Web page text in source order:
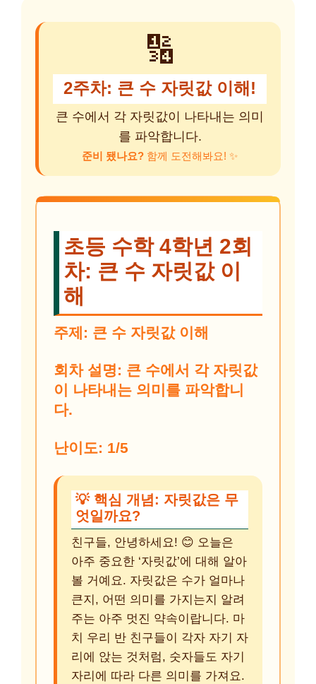
🔢
2주차: 큰 수 자릿값 이해!
큰 수에서 각 자릿값이 나타내는 의미
를 파악합니다.
준비 됐나요? 함께 도전해봐요! ✨
초등 수학 4학년 2회
차: 큰 수 자릿값 이
해
주제: 큰 수 자릿값 이해
회차 설명: 큰 수에서 각 자릿값
이 나타내는 의미를 파악합니
다.
난이도: 1/5
💡 핵심 개념: 자릿값은 무
엇일까요?
친구들, 안녕하세요! 😊 오늘은
아주 중요한 ‘자릿값’에 대해 알아
볼 거예요. 자릿값은 수가 얼마나
큰지, 어떤 의미를 가지는지 알려
주는 아주 멋진 약속이랍니다. 마
치 우리 반 친구들이 각자 자기 자
리에 앉는 것처럼, 숫자들도 자기
자리에 따라 다른 의미를 가져요.